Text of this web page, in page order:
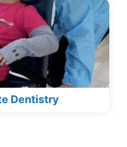
Dentistry